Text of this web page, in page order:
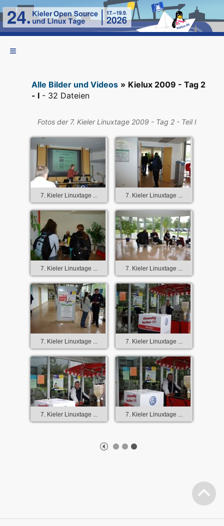
Alle Bilder und Videos » Kielux 2009 - Tag 2
- I- 32 Dateien
Fotos der 7. Kieler Linuxtage 2009 - Tag 2 - Teil I
7. Kieler Linuxtage ... 7. Kieler Linuxtage ...
7. Kieler Linuxtage ... 7. Kieler Linuxtage ...
7. Kieler Linuxtage ... 7. Kieler Linuxtage ...
7. Kieler Linuxtage ... 7. Kieler Linuxtage ...